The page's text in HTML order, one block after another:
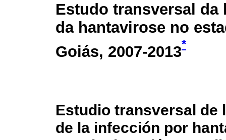
Estudo transversal da
da hantavirose no
Goiás, 2007-2013*
Estudio transversal de
de la infección por